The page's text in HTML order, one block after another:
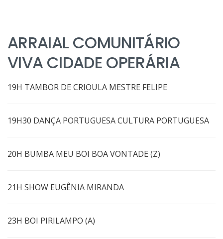
ARRAIAL COMUNITÁRIO
VIVA CIDADE OPERÁRIA
19H TAMBOR DE CRIOULA MESTRE FELIPE
19H30 DANÇA PORTUGUESA CULTURA PORTUGUESA
20H BUMBA MEU BOI BOA VONTADE (Z)
21H SHOW EUGÊNIA MIRANDA
23H BOI PIRILAMPO (A)